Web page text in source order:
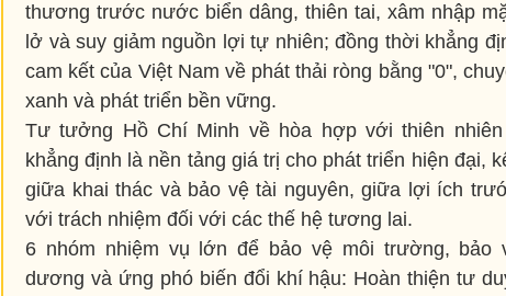
thương trước nước biển dâng, thiên tai, xâm nhập
lở và suy giảm nguồn lợi tự nhiên; đồng thời khẳng
cam kết của Việt Nam về phát thải ròng bằng "0",
xanh và phát triển bền vững.
Tư tưởng Hồ Chí Minh về hòa hợp với thiên
khẳng định là nền tảng giá trị cho phát triển hiện đại,
giữa khai thác và bảo vệ tài nguyên, giữa lợi ích
với trách nhiệm đối với các thế hệ tương lai.
6 nhóm nhiệm vụ lớn để bảo vệ môi trường, bảo
dương và ứng phó biến đổi khí hậu: Hoàn thiện tư